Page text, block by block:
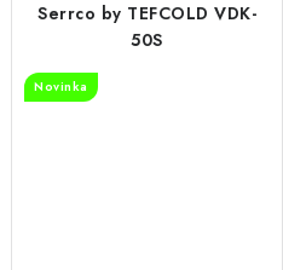
Serrco by TEFCOLD VDK-
50S
Novinka